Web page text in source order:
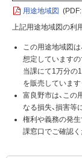
用途地域図
上記用途地域図の利
この用途地域図
想定していますの
当課にて1万分の
を販売しています
富良野市は、こ
なる損失、損害等
権利や義務の発生
課窓口でご確認く